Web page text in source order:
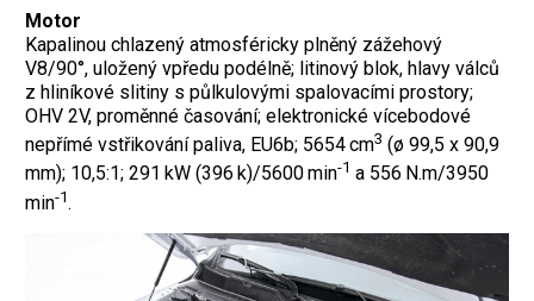
Motor
Kapalinou chlazený atmosféricky plněný zážehový
V8/90°, uložený vpředu podélně; litinový blok, hlavy válců
z hliníkové slitiny s půlkulovými spalovacími prostory;
OHV 2V, proměnné časování; elektronické vícebodové
nepřímé vstřikování paliva, EU6b; 5654 cm3 (ø 99,5 x 90,9
mm); 10,5:1; 291 kW (396 k)/5600 min-1 a 556 N.m/3950
min-1.